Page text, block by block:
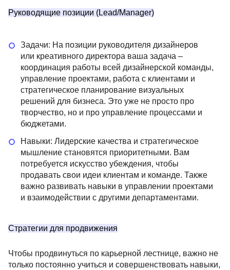
Руководящие позиции (Lead/Manager)
Задачи: На позиции руководителя дизайнеров
или креативного директора ваша задача –
координация работы всей дизайнерской команды,
управление проектами, работа с клиентами и
стратегическое планирование визуальных
решений для бизнеса. Это уже не просто про
творчество, но и про управление процессами и
бюджетами.
Навыки: Лидерские качества и стратегическое
мышление становятся приоритетными. Вам
потребуется искусство убеждения, чтобы
продавать свои идеи клиентам и команде. Также
важно развивать навыки в управлении проектами
и взаимодействии с другими департаментами.
Стратегии для продвижения
Чтобы продвинуться по карьерной лестнице, важно не
только постоянно учиться и совершенствовать навыки,